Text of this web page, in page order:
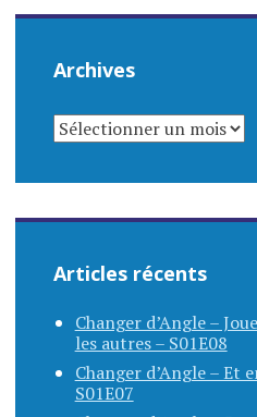
Archives
ARCHIVES
Articles récents
Changer d’Angle –
les autres – S01E08
Changer d’Angle – Et
S01E07